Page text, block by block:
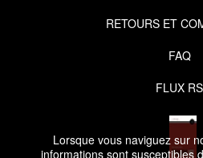
Lorsque vous naviguez sur
informations sont susceptibles
RETOURS ET
FAQ
FLUX